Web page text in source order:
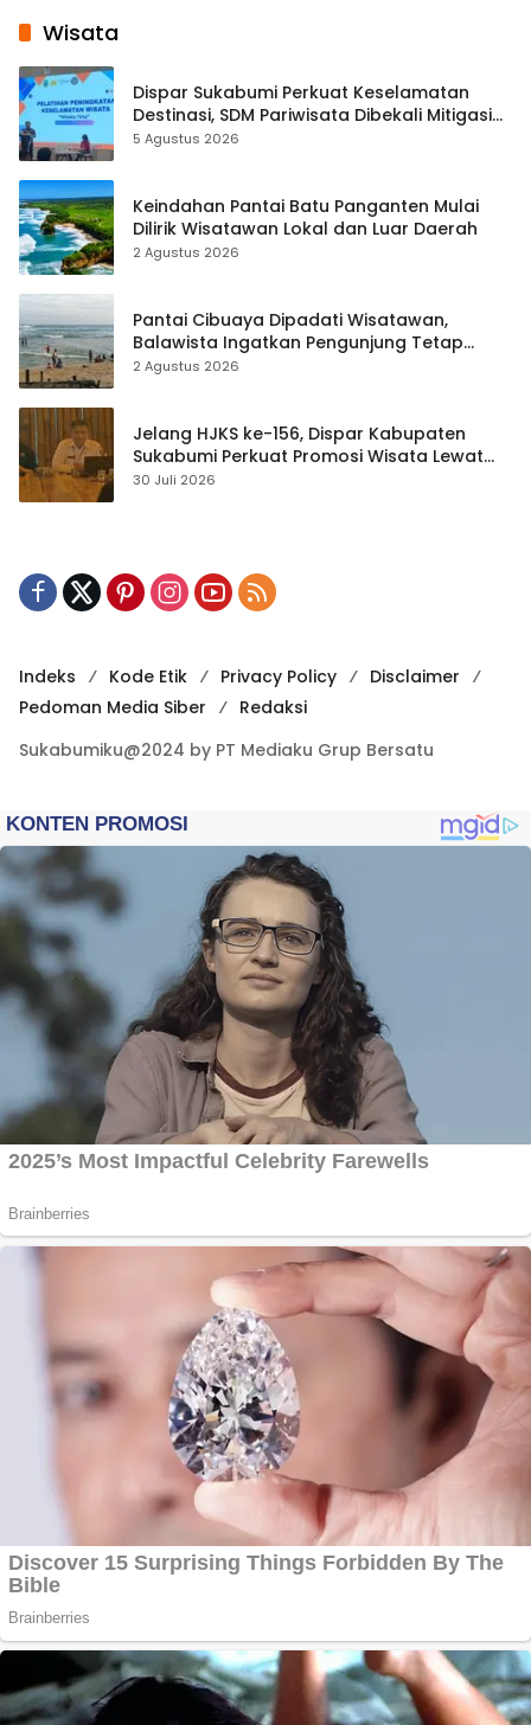
Wisata
Dispar Sukabumi Perkuat Keselamatan
Destinasi, SDM Pariwisata Dibekali Mitigasi
hingga Teknik Evakuasi
5 Agustus 2026
Keindahan Pantai Batu Panganten Mulai
Dilirik Wisatawan Lokal dan Luar Daerah
2 Agustus 2026
Pantai Cibuaya Dipadati Wisatawan,
Balawista Ingatkan Pengunjung Tetap
Waspada
2 Agustus 2026
Jelang HJKS ke-156, Dispar Kabupaten
Sukabumi Perkuat Promosi Wisata Lewat
Publikasi Digital
30 Juli 2026
Indeks Kode Etik Privacy Policy
Disclaimer
Pedoman Media Siber
Redaksi
Sukabumiku@2024 by PT Mediaku Grup Bersatu